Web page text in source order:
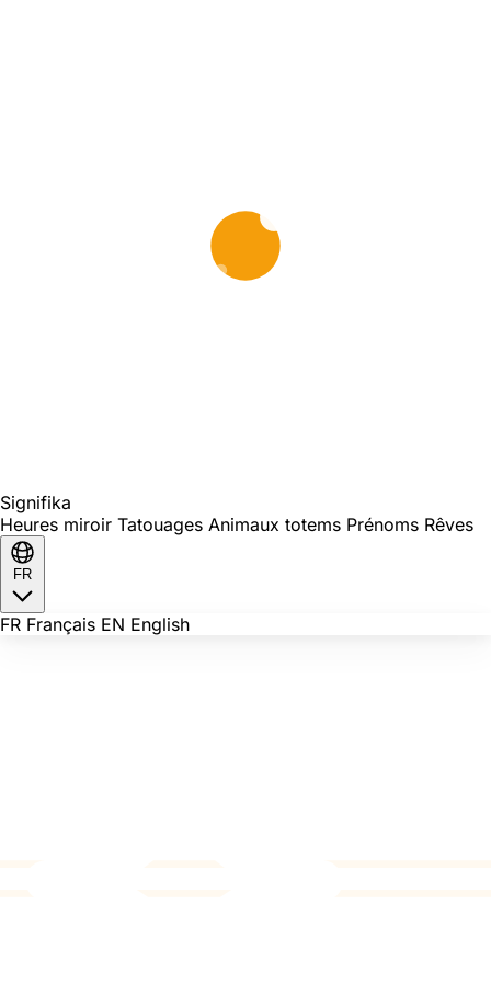
Signifika
Heures miroir Tatouages Animaux totems Prénoms Rêves
FR
FR Français EN English